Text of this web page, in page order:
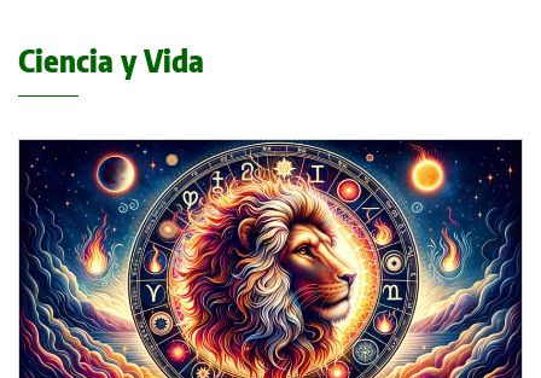
Ciencia y Vida